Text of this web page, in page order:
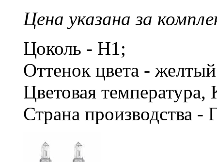
Цена указана за
Цоколь - H1;
Оттенок цвета -
Цветовая
Страна производства -